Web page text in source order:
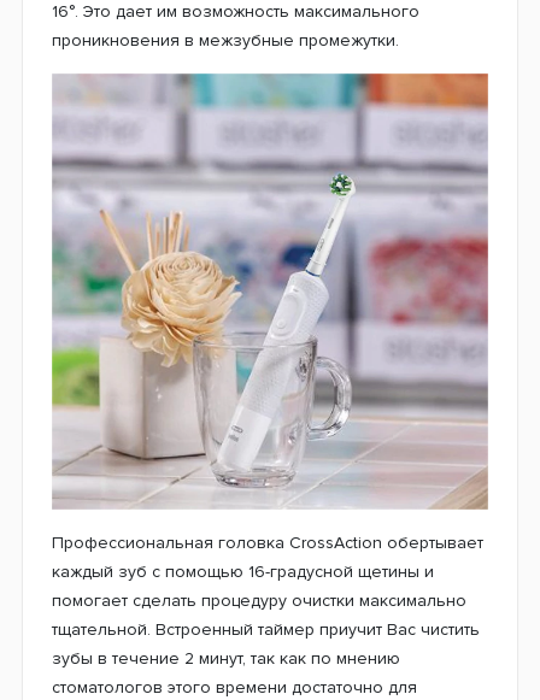
16°. Это дает им возможность максимального
проникновения в межзубные промежутки.
Профессиональная головка CrossAction обертывает
каждый зуб с помощью 16-градусной щетины и
помогает сделать процедуру очистки максимально
тщательной. Встроенный таймер приучит Вас чистить
зубы в течение 2 минут, так как по мнению
стоматологов этого времени достаточно для